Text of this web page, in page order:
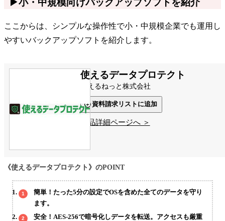
▶小・中規模向けバックアップソフトを紹介
ここからは、シンプルな操作性で小・中規模企業でも運用し
やすいバックアップソフトを紹介します。
使えるデータプロテクト
使えるねっと株式会社
資料請求リストに追加
製品詳細ページへ ＞
《使えるデータプロテクト》のPOINT
簡単！たった5分の設定でOSを含めた全てのデータを守り
ます。
安全！AES-256で暗号化しデータを転送。アクセスも厳重